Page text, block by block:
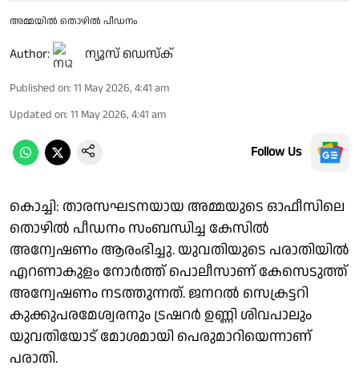
അമ്മയിൽ തൊഴിൽ പീഡനം
Author: ന്യൂസ് ഡെസ്ക്
Published on: 11 May 2026, 4:41 am
Updated on: 11 May 2026, 4:41 am
Follow Us
കൊച്ചി: താരസഘടനയായ അമ്മയുടെ ഓഫീസിലെ
തൊഴിൽ പീഡനം സംബന്ധിച്ച കേസിൽ
അന്വേഷണം ആരംഭിച്ചു. യുവതിയുടെ പരാതിയിൽ
എറണാകുളം നോർത്ത് പൊലീസാണ് കേസെടുത്ത്
അന്വേഷണം നടത്തുന്നത്. ജനറൽ സെക്രട്ടറി
കുക്കുപരമേശ്വരനും ട്രഷറർ ഉണ്ണി ശിവപാലും
യുവതിയോട് മോശമായി പെരുമാറിയെന്നാണ്
പരാതി.